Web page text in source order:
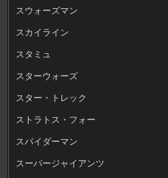
スウォーズマン
スカイライン
スタミュ
スターウォーズ
スター・トレック
ストラトス・フォー
スパイダーマン
スーパージャイアンツ